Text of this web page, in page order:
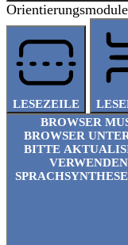
Orientierungsmodule
LESEZEILE
BROWSER
BROWSER
BITTE